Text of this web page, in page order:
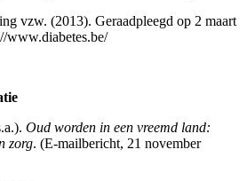
vzw. (2013). Geraadpleegd op 2 maart
www.diabetes.be/
Oud worden in een vreemd land:
zorg. (E-mailbericht, 21 november